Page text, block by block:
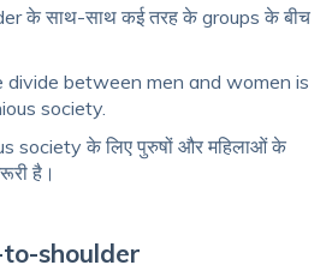
के साथ-साथ कई तरह के groups के बीच
divide between men and women is
society.
के लिए पुरुषों और महिलाओं के
है।
shoulder